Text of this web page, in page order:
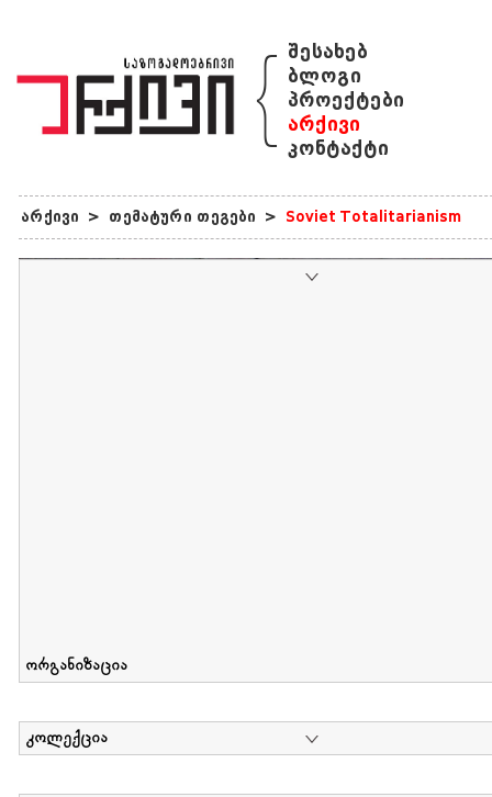
{ შესახებ
ბლოგი
პროექტები
არქივი
კონტაქტი
არქივი > თემატური თეგები > Soviet Totalitarianism
ორგანიზაცია
კოლექცია